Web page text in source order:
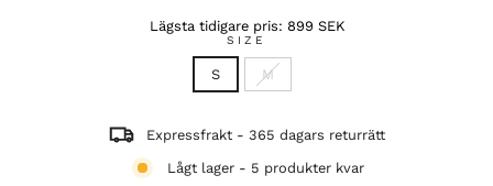
Lägsta tidigare pris: 899 SEK
SIZE
S M
Expressfrakt - 365 dagars returrätt
Lågt lager - 5 produkter kvar